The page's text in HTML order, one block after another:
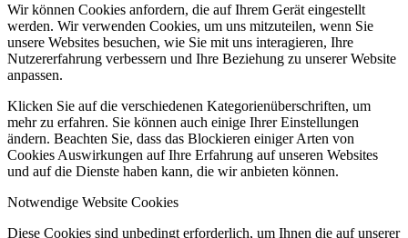
Wir können Cookies anfordern, die auf Ihrem Gerät eingestellt
werden. Wir verwenden Cookies, um uns mitzuteilen, wenn Sie
unsere Websites besuchen, wie Sie mit uns interagieren, Ihre
Nutzererfahrung verbessern und Ihre Beziehung zu unserer Website
anpassen.
Klicken Sie auf die verschiedenen Kategorienüberschriften, um
mehr zu erfahren. Sie können auch einige Ihrer Einstellungen
ändern. Beachten Sie, dass das Blockieren einiger Arten von
Cookies Auswirkungen auf Ihre Erfahrung auf unseren Websites
und auf die Dienste haben kann, die wir anbieten können.
Notwendige Website Cookies
Diese Cookies sind unbedingt erforderlich, um Ihnen die auf unserer